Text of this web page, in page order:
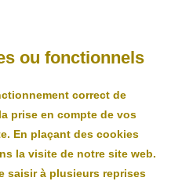
ou fonctionnels
correct de
prise en compte de vos
En plaçant des cookies
la visite de notre site web.
saisir à plusieurs reprises